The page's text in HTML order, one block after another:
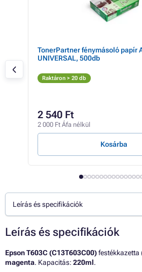
TonerPartner fénymásoló papír
UNIVERSAL, 500db
Raktáron > 20 db
2 540 Ft
2 000 Ft Áfa nélkül
Kosárba
Leírás és specifikációk
Leírás és specifikációk
Epson T603C (C13T603C00)festékkazetta
magenta. Kapacitás: 220ml.